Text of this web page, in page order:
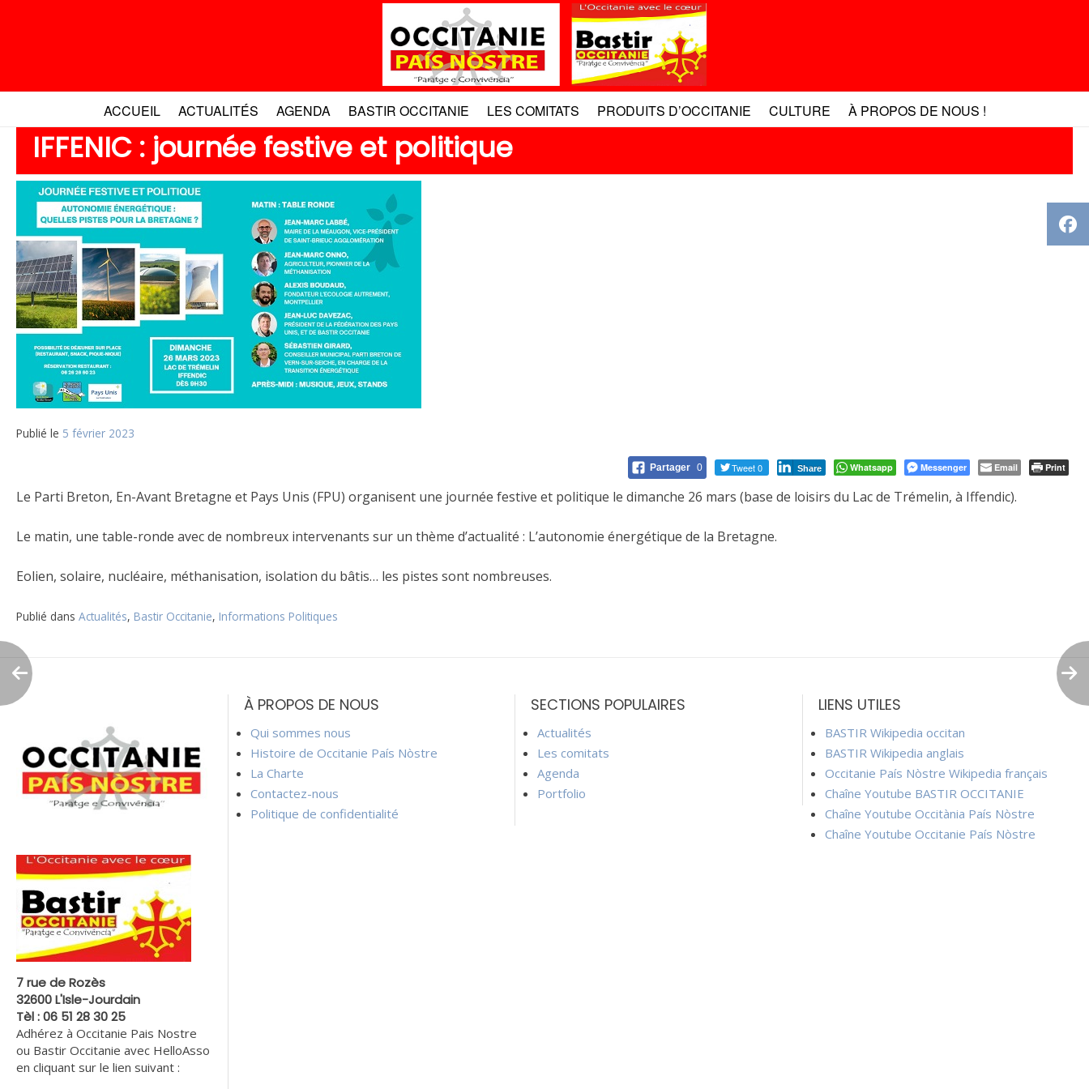
ACCUEIL ACTUALITÉS AGENDA BASTIR OCCITANIE LES COMITATS PRODUITS D’OCCITANIE CULTURE À PROPOS DE NOUS !
IFFENIC : journée festive et politique
Publié le 5 février 2023
Partager 0 Tweet 0 Share Whatsapp Messenger Email Print
Le Parti Breton, En-Avant Bretagne et Pays Unis (FPU) organisent une journée festive et politique le dimanche 26 mars (base de loisirs du Lac de Trémelin, à Iffendic).
Le matin, une table-ronde avec de nombreux intervenants sur un thème d’actualité : L’autonomie énergétique de la Bretagne.
Eolien, solaire, nucléaire, méthanisation, isolation du bâtis… les pistes sont nombreuses.
Publié dans Actualités, Bastir Occitanie, Informations Politiques
Navigation
de
l’article
7 rue de Rozès
32600 L'Isle-Jourdain
Tèl : 06 51 28 30 25
Adhérez à Occitanie Pais Nostre
ou Bastir Occitanie avec HelloAsso
en cliquant sur le lien suivant :
À PROPOS DE NOUS
Qui sommes nous
Histoire de Occitanie País Nòstre
La Charte
Contactez-nous
Politique de confidentialité
SECTIONS POPULAIRES
Actualités
Les comitats
Agenda
Portfolio
LIENS UTILES
BASTIR Wikipedia occitan
BASTIR Wikipedia anglais
Occitanie País Nòstre Wikipedia français
Chaîne Youtube BASTIR OCCITANIE
Chaîne Youtube Occitània País Nòstre
Chaîne Youtube Occitanie País Nòstre